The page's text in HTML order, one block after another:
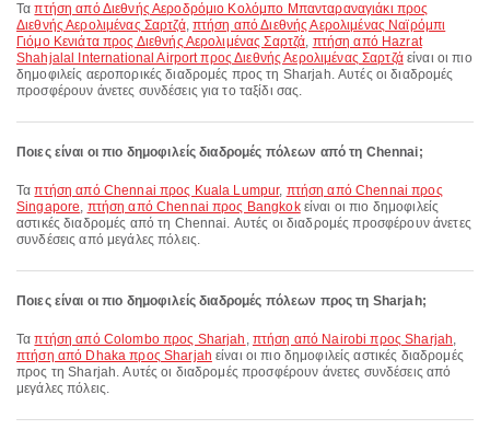
Ταπτήση από Διεθνής Αεροδρόμιο Κολόμπο Μπανταραναγιάκι προς
Διεθνής Αερολιμένας Σαρτζά, πτήση από Διεθνής Αερολιμένας Ναϊρόμπι
Γιόμο Κενιάτα προς Διεθνής Αερολιμένας Σαρτζά, πτήση από Hazrat
Shahjalal International Airport προς Διεθνής Αερολιμένας Σαρτζάείναι οι πιο
δημοφιλείς αεροπορικές διαδρομές προς τη Sharjah. Αυτές οι διαδρομές
προσφέρουν άνετες συνδέσεις για το ταξίδι σας.
Ποιες είναι οι πιο δημοφιλείς διαδρομές πόλεων από τη Chennai;
Ταπτήση από Chennai προς Kuala Lumpur, πτήση από Chennai προς
Singapore, πτήση από Chennai προς Bangkokείναι οι πιο δημοφιλείς
αστικές διαδρομές από τη Chennai. Αυτές οι διαδρομές προσφέρουν άνετες
συνδέσεις από μεγάλες πόλεις.
Ποιες είναι οι πιο δημοφιλείς διαδρομές πόλεων προς τη Sharjah;
Ταπτήση από Colombo προς Sharjah , πτήση από Nairobi προς Sharjah,
πτήση από Dhaka προς Sharjah είναι οι πιο δημοφιλείς αστικές διαδρομές
προς τη Sharjah. Αυτές οι διαδρομές προσφέρουν άνετες συνδέσεις από
μεγάλες πόλεις.